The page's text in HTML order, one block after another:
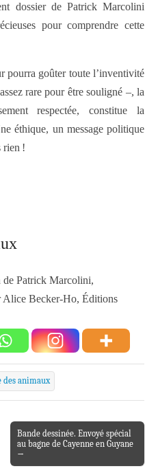
dossier de Patrick Marcolini
pour comprendre cette
pourra goûter toute l’inventivité
rare pour être souligné –, la
respectée, constitue la
éthique, un message politique
rien !
de Patrick Marcolini,
Alice Becker-Ho, Éditions
des animaux
Bande dessinée. Envoyé spécial
au bagne de Cayenne en Guyane
→